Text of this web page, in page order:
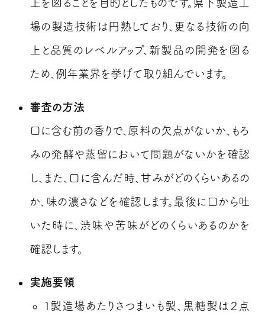
上を図ることを目的としたものです。県下製造工
場の製造技術は円熟しており、更なる技術の向
上と品質のレベルアップ、新製品の開発を図る
ため、例年業界を挙げて取り組んでいます。
審査の方法
口に含む前の香りで、原料の欠点がないか、もろ
みの発酵や蒸留において問題がないかを確認
し、また、口に含んだ時、甘みがどのくらいあるの
か、味の濃さなどを確認します。最後に口から吐
いた時に、渋味や苦味がどのくらいあるのかを
確認します。
実施要領
１製造場あたりさつまいも製、黒糖製は２点